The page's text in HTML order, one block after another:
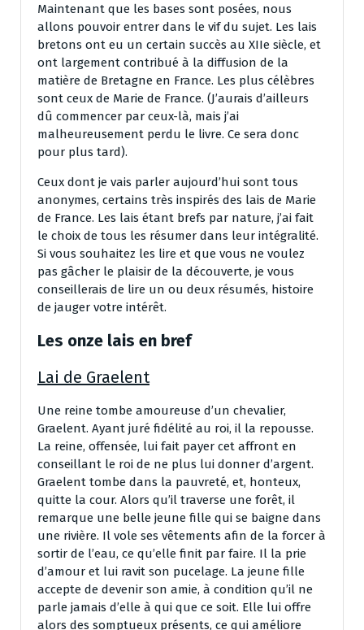
Maintenant que les bases sont posées, nous
allons pouvoir entrer dans le vif du sujet. Les lais
bretons ont eu un certain succès au XIIe siècle, et
ont largement contribué à la diffusion de la
matière de Bretagne en France. Les plus célèbres
sont ceux de Marie de France. (J’aurais d’ailleurs
dû commencer par ceux-là, mais j’ai
malheureusement perdu le livre. Ce sera donc
pour plus tard).
Ceux dont je vais parler aujourd’hui sont tous
anonymes, certains très inspirés des lais de Marie
de France. Les lais étant brefs par nature, j’ai fait
le choix de tous les résumer dans leur intégralité.
Si vous souhaitez les lire et que vous ne voulez
pas gâcher le plaisir de la découverte, je vous
conseillerais de lire un ou deux résumés, histoire
de jauger votre intérêt.
Les onze lais en bref
Lai de Graelent
Une reine tombe amoureuse d’un chevalier,
Graelent. Ayant juré fidélité au roi, il la repousse.
La reine, offensée, lui fait payer cet affront en
conseillant le roi de ne plus lui donner d’argent.
Graelent tombe dans la pauvreté, et, honteux,
quitte la cour. Alors qu’il traverse une forêt, il
remarque une belle jeune fille qui se baigne dans
une rivière. Il vole ses vêtements afin de la forcer à
sortir de l’eau, ce qu’elle finit par faire. Il la prie
d’amour et lui ravit son pucelage. La jeune fille
accepte de devenir son amie, à condition qu’il ne
parle jamais d’elle à qui que ce soit. Elle lui offre
alors des somptueux présents, ce qui améliore